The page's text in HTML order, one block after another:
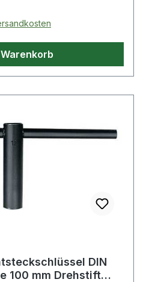
DIN
100 mm Drehstift